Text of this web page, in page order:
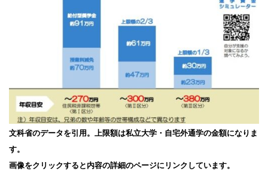
文科省のデータを引用。上限額は私立大学・自宅外通学の金額になりま
す。
画像をクリックすると内容の詳細のページにリンクしています。